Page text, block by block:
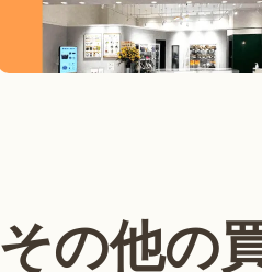
その他の